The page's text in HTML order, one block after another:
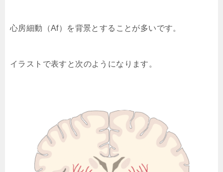
心房細動（Af）を背景とすることが多いです。
イラストで表すと次のようになります。